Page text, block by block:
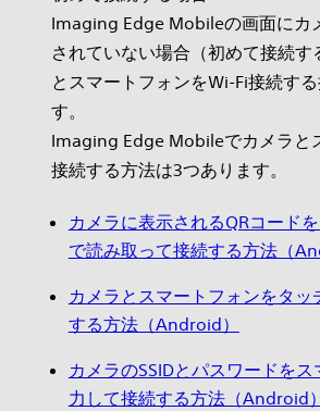
Imaging Edge Mobileの画面にカ
されていない場合（初めて接続す
とスマートフォンをWi-Fi接続す
す。
Imaging Edge Mobileでカメラと
接続する方法は3つあります。
カメラに表示されるQRコード
で読み取って接続する方法（
カメラとスマートフォンをタッ
する方法（Android）
カメラのSSIDとパスワードを
力して接続する方法（Android）